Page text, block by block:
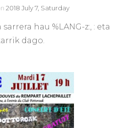
2018 July 7, Saturday
hau %LANG-z:, : eta
dago.